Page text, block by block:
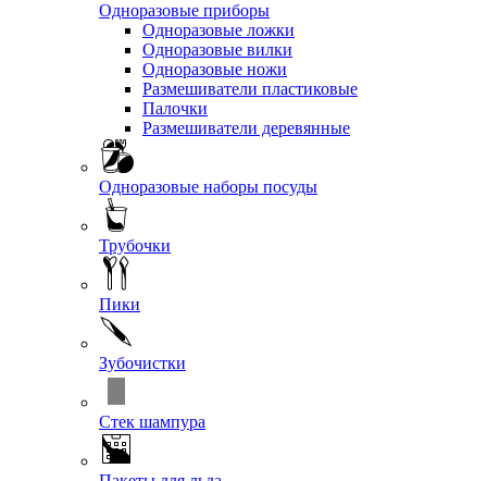
Одноразовые приборы
Одноразовые ложки
Одноразовые вилки
Одноразовые ножи
Размешиватели пластиковые
Палочки
Размешиватели деревянные
Одноразовые наборы посуды
Трубочки
Пики
Зубочистки
Стек шампура